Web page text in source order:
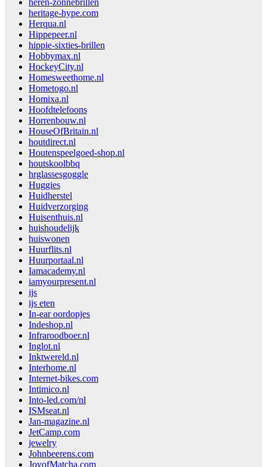
heren-zonnebrillen
heritage-hype.com
Herqua.nl
Hippepeer.nl
hippie-sixties-brillen
Hobbymax.nl
HockeyCity.nl
Homesweethome.nl
Hometogo.nl
Homixa.nl
Hoofdtelefoons
Horrenbouw.nl
HouseOfBritain.nl
houtdirect.nl
Houtenspeelgoed-shop.nl
houtskoolbbq
hrglassesgoggle
Huggies
Huidherstel
Huidverzorging
Huisenthuis.nl
huishoudelijk
huiswonen
Huurflits.nl
Huurportaal.nl
Iamacademy.nl
iamyourpresent.nl
ijs
ijs eten
In-ear oordopjes
Indeshop.nl
Infraroodboer.nl
Inglot.nl
Inktwereld.nl
Interhome.nl
Internet-bikes.com
Intimico.nl
Into-led.com/nl
ISMseat.nl
Jan-magazine.nl
JetCamp.com
jewelry
Johnbeerens.com
JoyofMatcha.com